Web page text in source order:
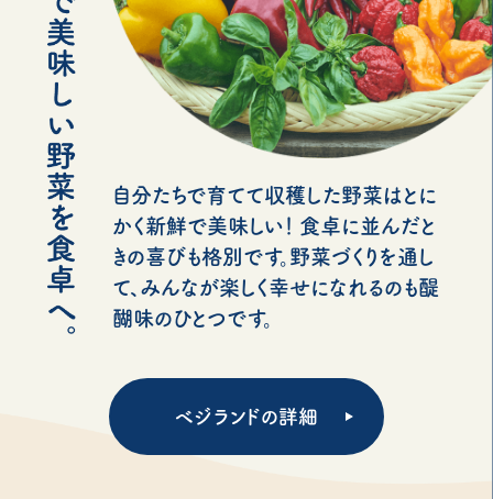
自分たちで育てて収穫した野菜はとに
かく新鮮で美味しい！ 食卓に並んだと
きの喜びも格別です。野菜づくりを通し
て、みんなが楽しく幸せになれるのも醍
醐味のひとつです。
ベジランドの詳細